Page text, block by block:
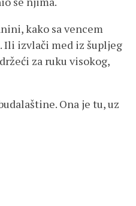
kako sa vencem
Ili izvlači med iz šupljeg
za ruku visokog,
Ona je tu, uz